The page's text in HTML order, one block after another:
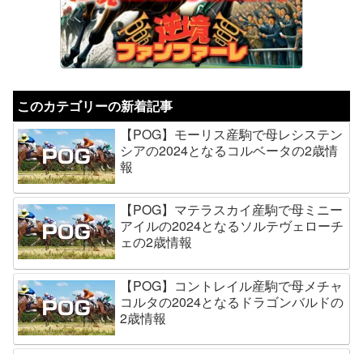
このカテゴリーの新着記事
【POG】モーリス産駒で母レシステン
シアの2024となるコルベータの2歳情
報
【POG】マテラスカイ産駒で母ミニー
アイルの2024となるソルテヴェローチ
ェの2歳情報
【POG】コントレイル産駒で母メチャ
コルタの2024となるドラゴンバルドの
2歳情報